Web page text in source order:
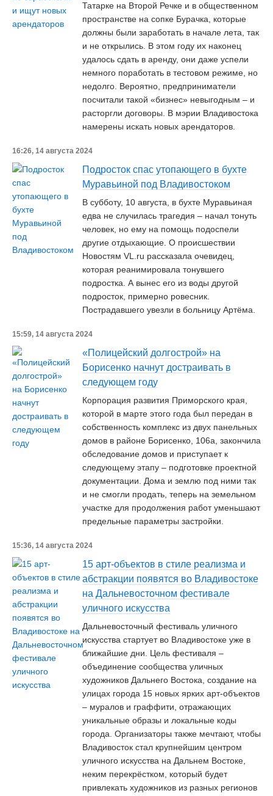
Татарке на Второй Речке и в общественном
пространстве на сопке Бурачка, которые
должны были заработать в начале лета, так
и не открылись. В этом году их наконец
удалось сдать в аренду, они даже успели
немного поработать в тестовом режиме, но
недолго. Вероятно, предприниматели
посчитали такой «бизнес» невыгодным – и
расторгли договоры. В мэрии Владивостока
намерены искать новых арендаторов.
16:26, 14 августа 2024
Подросток спас утопающего в бухте
Муравьиной под Владивостоком
В субботу, 10 августа, в бухте Муравьиная
едва не случилась трагедия – начал тонуть
человек, но ему на помощь подоспели
другие отдыхающие. О происшествии
Новостям VL.ru рассказала очевидец,
которая реанимировала тонувшего
подростка. А вынес его из воды другой
подросток, примерно ровесник.
Пострадавшего увезли в больницу Артёма.
15:59, 14 августа 2024
«Полицейский долгострой» на
Борисенко начнут достраивать в
следующем году
Корпорация развития Приморского края,
которой в марте этого года был передан в
собственность комплекс из двух панельных
домов в районе Борисенко, 106а, закончила
обследование домов и приступает к
следующему этапу – подготовке проектной
документации. Дома и землю под ними так
и не смогли продать, теперь на земельном
участке для продолжения работ уменьшают
предельные параметры застройки.
15:36, 14 августа 2024
15 арт-объектов в стиле реализма и
абстракции появятся во Владивостоке
на Дальневосточном фестивале
уличного искусства
Дальневосточный фестиваль уличного
искусства стартует во Владивостоке уже в
ближайшие дни. Цель фестиваля –
объединение сообщества уличных
художников Дальнего Востока, создание на
улицах города 15 новых ярких арт-объектов
– муралов и граффити, отражающих
уникальные образы и локальные коды
города. Организаторы также мечтают, чтобы
Владивосток стал крупнейшим центром
уличного искусства на Дальнем Востоке,
неким перекрёстком, который будет
привлекать художников из разных регионов